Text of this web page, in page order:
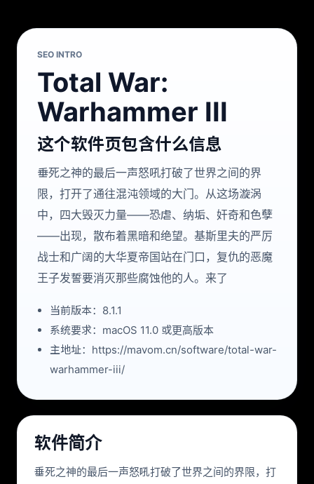
SEO INTRO
Total War:
Warhammer III
这个软件页包含什么信息
垂死之神的最后一声怒吼打破了世界之间的界
限，打开了通往混沌领域的大门。从这场漩涡
中，四大毁灭力量——恐虐、纳垢、奸奇和色孽
——出现，散布着黑暗和绝望。基斯里夫的严厉
战士和广阔的大华夏帝国站在门口，复仇的恶魔
王子发誓要消灭那些腐蚀他的人。来了
当前版本：8.1.1
系统要求：macOS 11.0 或更高版本
主地址：https://mavom.cn/software/total-war-
warhammer-iii/
软件简介
垂死之神的最后一声怒吼打破了世界之间的界限，打